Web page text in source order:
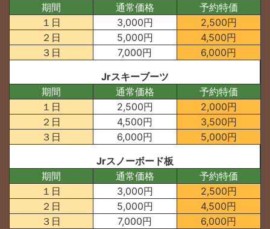
期間
通常価格
予約特価
１日
3,000円
2,500円
２日
5,000円
4,500円
３日
7,000円
6,000円
Jrスキーブーツ
期間
通常価格
予約特価
１日
2,500円
2,000円
２日
4,500円
3,500円
３日
6,000円
5,000円
Jrスノーボード板
期間
通常価格
予約特価
１日
3,000円
2,500円
２日
5,000円
4,500円
３日
7,000円
6,000円